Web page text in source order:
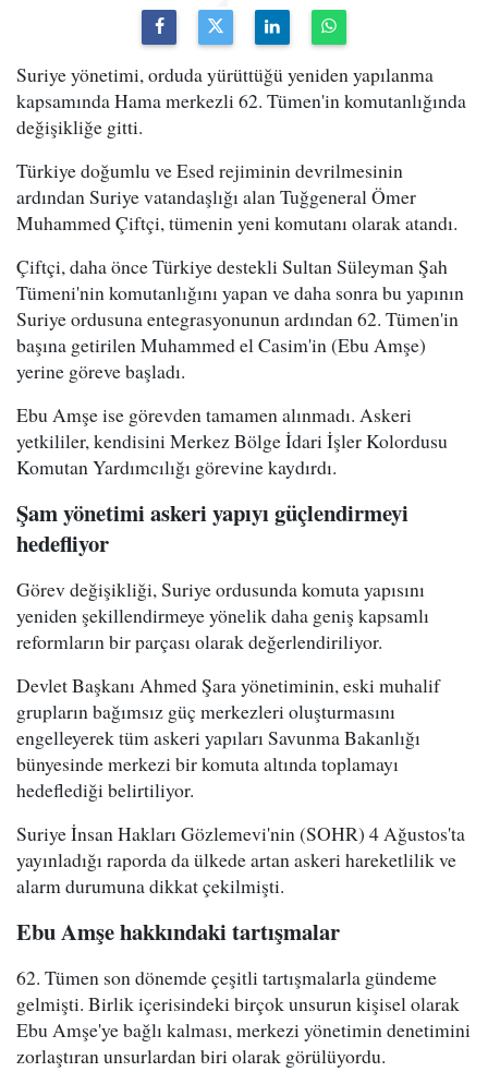
Suriye yönetimi, orduda yürüttüğü yeniden yapılanma
kapsamında Hama merkezli 62. Tümen'in komutanlığında
değişikliğe gitti.
Türkiye doğumlu ve Esed rejiminin devrilmesinin
ardından Suriye vatandaşlığı alan Tuğgeneral Ömer
Muhammed Çiftçi, tümenin yeni komutanı olarak atandı.
Çiftçi, daha önce Türkiye destekli Sultan Süleyman Şah
Tümeni'nin komutanlığını yapan ve daha sonra bu yapının
Suriye ordusuna entegrasyonunun ardından 62. Tümen'in
başına getirilen Muhammed el Casim'in (Ebu Amşe)
yerine göreve başladı.
Ebu Amşe ise görevden tamamen alınmadı. Askeri
yetkililer, kendisini Merkez Bölge İdari İşler Kolordusu
Komutan Yardımcılığı görevine kaydırdı.
Şam yönetimi askeri yapıyı güçlendirmeyi
hedefliyor
Görev değişikliği, Suriye ordusunda komuta yapısını
yeniden şekillendirmeye yönelik daha geniş kapsamlı
reformların bir parçası olarak değerlendiriliyor.
Devlet Başkanı Ahmed Şara yönetiminin, eski muhalif
grupların bağımsız güç merkezleri oluşturmasını
engelleyerek tüm askeri yapıları Savunma Bakanlığı
bünyesinde merkezi bir komuta altında toplamayı
hedeflediği belirtiliyor.
Suriye İnsan Hakları Gözlemevi'nin (SOHR) 4 Ağustos'ta
yayınladığı raporda da ülkede artan askeri hareketlilik ve
alarm durumuna dikkat çekilmişti.
Ebu Amşe hakkındaki tartışmalar
62. Tümen son dönemde çeşitli tartışmalarla gündeme
gelmişti. Birlik içerisindeki birçok unsurun kişisel olarak
Ebu Amşe'ye bağlı kalması, merkezi yönetimin denetimini
zorlaştıran unsurlardan biri olarak görülüyordu.